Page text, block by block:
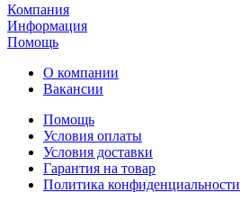
Компания
Информация
Помощь
О компании
Вакансии
Помощь
Условия оплаты
Условия доставки
Гарантия на товар
Политика конфиденциальности